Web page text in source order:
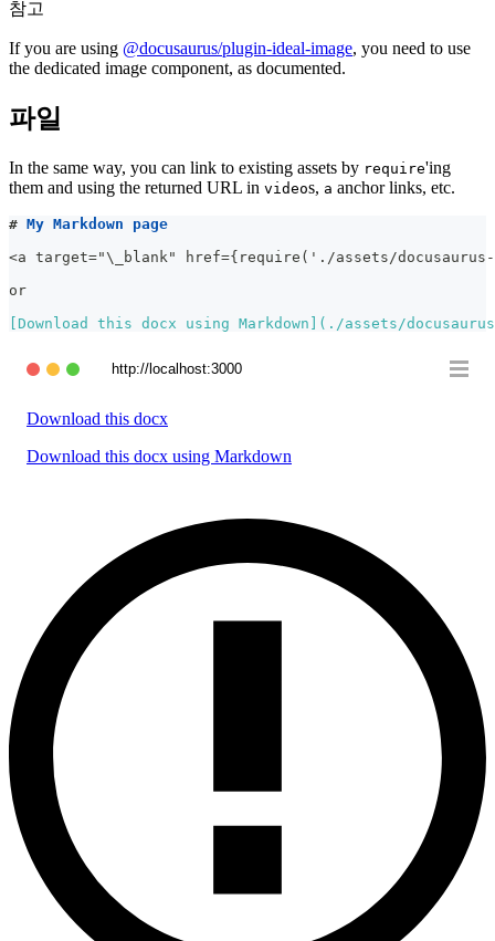
참고
If you are using @docusaurus/plugin-ideal-image, you need to use
the dedicated image component, as documented.
파일
In the same way, you can link to existing assets by require'ing
them and using the returned URL in videos, a anchor links, etc.
# My Markdown page
<a target="\_blank" href={require('./assets/
or
Download this docx using Markdown ]( ./assets/
http://localhost:3000
Download this docx
Download this docx using Markdown